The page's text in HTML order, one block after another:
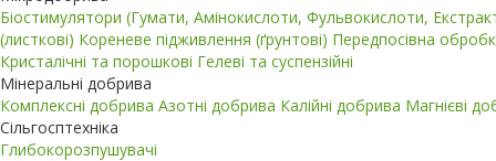
Біостимулятори (Гумати, Амінокислоти, Фульвокислоти,
(листкові) Кореневе підживлення (ґрунтові) Передпосівна
Кристалічні та порошкові Гелеві та суспензійні
Мінеральні добрива
Комплексні добрива Азотні добрива Калійні добрива Магнієві
Сільгосптехніка
Глибокорозпушувачі